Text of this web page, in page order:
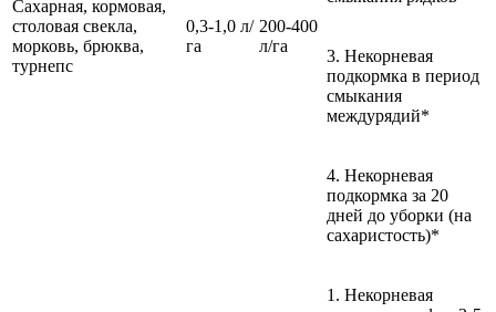
Сахарная, кормовая,
столовая свекла,
морковь, брюква,
турнепс
0,3-1,0 л/
га
200-400
л/га
3. Некорневая
подкормка в период
смыкания
междурядий*
4. Некорневая
подкормка за 20
дней до уборки (на
сахаристость)*
1. Некорневая